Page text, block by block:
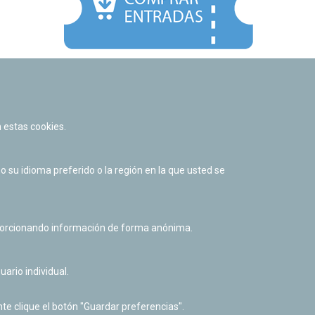
Política de cookies
Derecho de acceso a información pública
cookies.
su idioma preferido o la región en la que usted se
información de forma anónima.
individual.
clique el botón "Guardar preferencias".